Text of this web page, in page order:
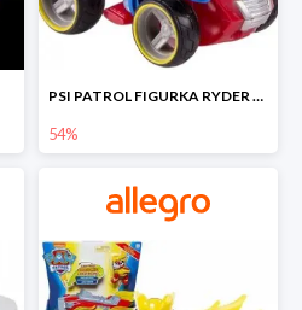
PSI PATROL FIGURKA RYDER + QUAD POJAZD RATUNKOWY -54%
54%